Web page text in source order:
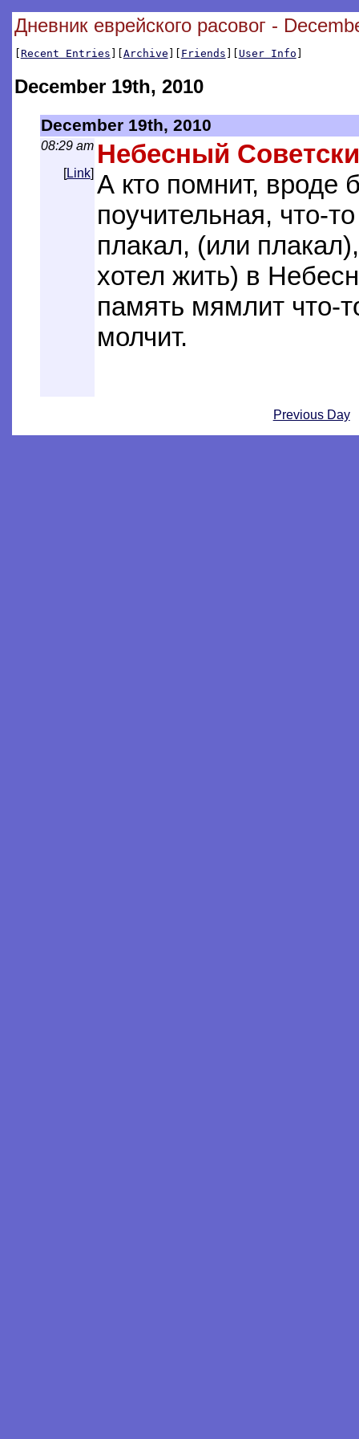
Дневник еврейского расовог -
[Recent Entries ][Archive ][ Friends ][ User Info ]
December 19th, 2010
December 19th, 2010
08:29 am
Link]
Небесный
А кто помнит, вроде
поучительная, что-
плакал, (или
хотел жить) в
память мямлит что-
молчит.
Previous Day